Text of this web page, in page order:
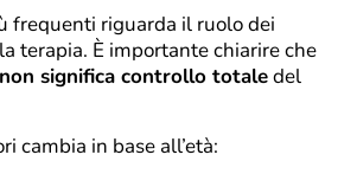
frequenti riguarda il ruolo dei
terapia. È importante chiarire che
significa controllo totaledel
cambia in base all’età: